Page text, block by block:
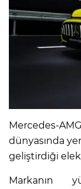
Mercedes-
dünyasında
geliştirdiği
Markanın